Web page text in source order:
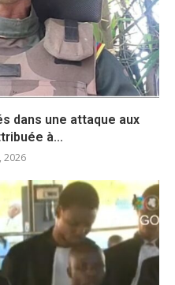
dans une attaque aux
à...
2026